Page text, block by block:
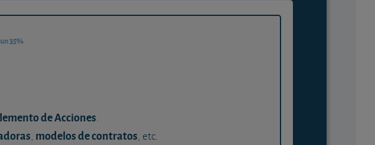
35%
de Acciones.
, modelos de contratos, etc.